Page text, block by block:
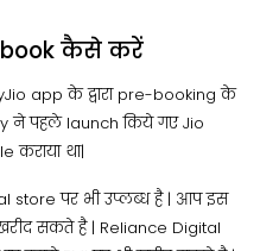
book कैसे करें
app के द्वारा pre-booking के
ने पहले launch किये गए Jio
कराया था|
store पर भी उप्लब्ध है | आप इस
सकते है | Reliance Digital